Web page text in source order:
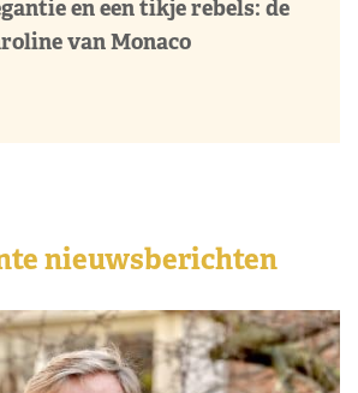
en een tikje rebels: de
van Monaco
nieuwsberichten